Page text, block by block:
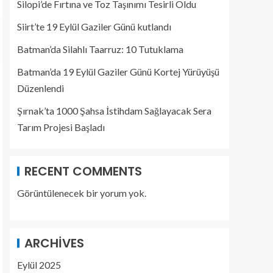
Silopi’de Fırtına ve Toz Taşınımı Tesirli Oldu
Siirt’te 19 Eylül Gaziler Günü kutlandı
Batman’da Silahlı Taarruz: 10 Tutuklama
Batman’da 19 Eylül Gaziler Günü Kortej Yürüyüşü
Düzenlendi
Şırnak’ta 1000 Şahsa İstihdam Sağlayacak Sera
Tarım Projesi Başladı
RECENT COMMENTS
Görüntülenecek bir yorum yok.
ARCHIVES
Eylül 2025